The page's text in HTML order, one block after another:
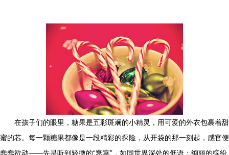
在孩子们的眼里，糖果是五彩斑斓的小精灵，用可爱的外衣包裹着甜
蜜的芯。每一颗糖果都像是一段精彩的探险，从开袋的那一刻起，感官便
蠢蠢欲动——先是听到轻微的“窸窣”，如同世界深处的低语；绚丽的缤纷